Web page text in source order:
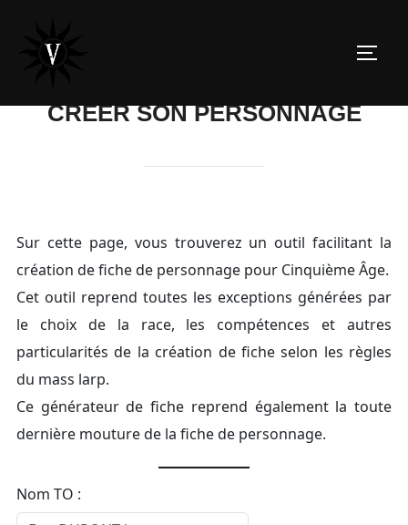
contenu
CRÉER SON PERSONNAGE
Sur cette page, vous trouverez un outil facilitant la
création de fiche de personnage pour Cinquième Âge.
Cet outil reprend toutes les exceptions générées par
le choix de la race, les compétences et autres
particularités de la création de fiche selon les règles
du mass larp.
Ce générateur de fiche reprend également la toute
dernière mouture de la fiche de personnage.
Nom TO :